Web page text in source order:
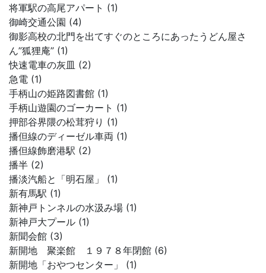
将軍駅の高尾アパート (1)
御崎交通公園 (4)
御影高校の北門を出てすぐのところにあったうどん屋さ
ん”狐狸庵” (1)
快速電車の灰皿 (2)
急電 (1)
手柄山の姫路図書館 (1)
手柄山遊園のゴーカート (1)
押部谷界隈の松茸狩り (1)
播但線のディーゼル車両 (1)
播但線飾磨港駅 (2)
播半 (2)
播淡汽船と「明石屋」 (1)
新有馬駅 (1)
新神戸トンネルの水汲み場 (1)
新神戸大プール (1)
新聞会館 (3)
新開地 聚楽館 １９７８年閉館 (6)
新開地「おやつセンター」 (1)